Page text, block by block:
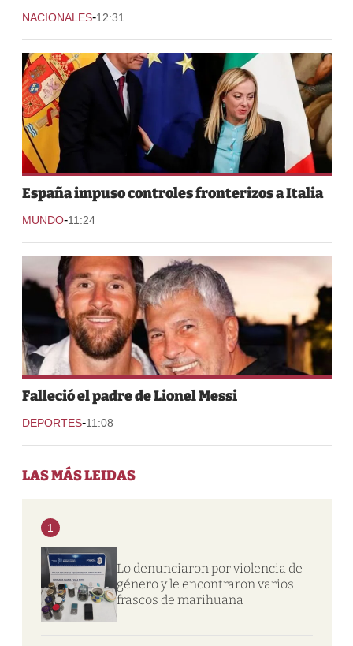
NACIONALES-12:31
España impuso controles fronterizos a Italia
MUNDO-11:24
Falleció el padre de Lionel Messi
DEPORTES-11:08
LAS MÁS LEIDAS
1
Lo denunciaron por violencia de
género y le encontraron varios
frascos de marihuana